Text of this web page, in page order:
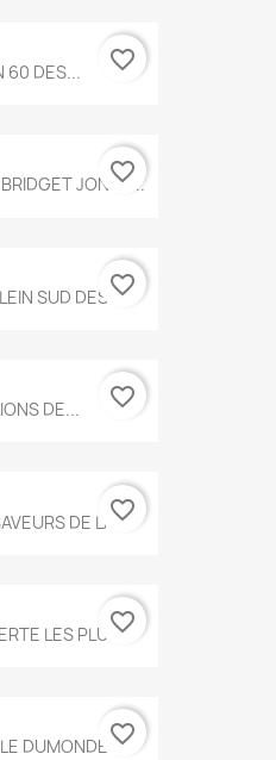
60 DES... favorite_border
JONES...
favorite_border
SUD DES...favorite_border
DE... favorite_border
DE LA...
favorite_border
LES PLUS...
favorite_border
DUMONDE...favorite_border